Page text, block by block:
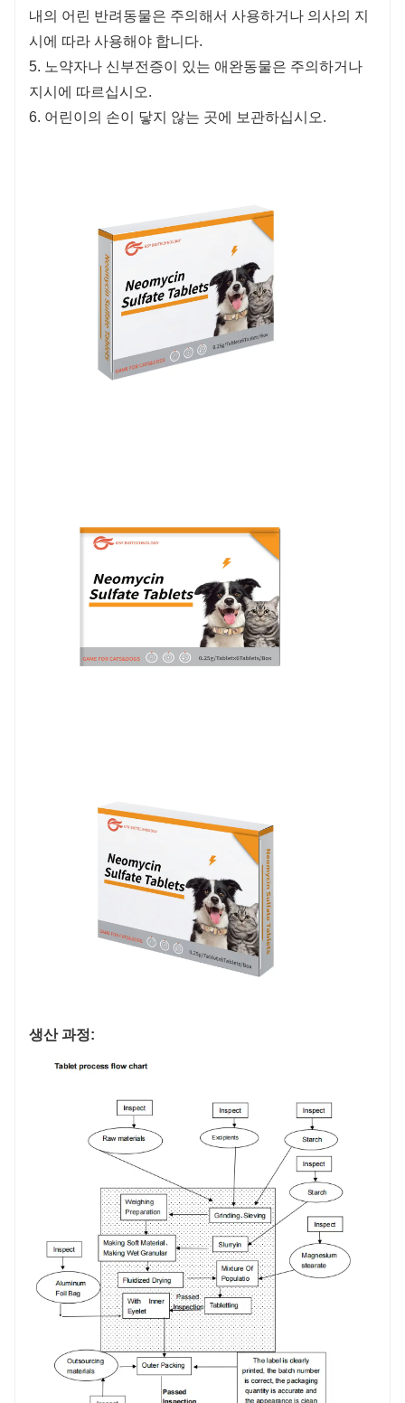
내의 어린 반려동물은 주의해서 사용하거나 의사의 지
시에 따라 사용해야 합니다.
5. 노약자나 신부전증이 있는 애완동물은 주의하거나
지시에 따르십시오.
6. 어린이의 손이 닿지 않는 곳에 보관하십시오.
생산 과정: